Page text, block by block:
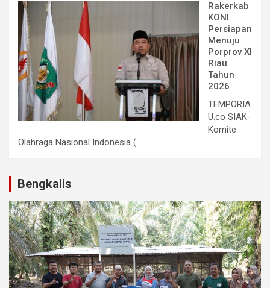
Rakerkab
KONI
Persiapan
Menuju
Porprov XI
Riau
Tahun
2026
TEMPORIA
U.co SIAK-
Komite
Olahraga Nasional Indonesia (...
Bengkalis